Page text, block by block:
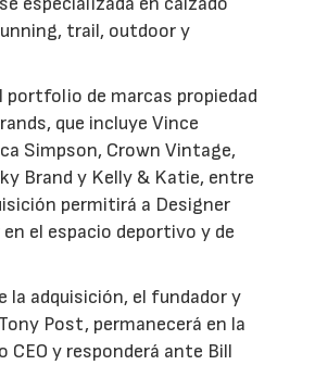
trail, outdoor y
portfolio de marcas propiedad
que incluye Vince
Simpson, Crown Vintage,
Brand y Kelly & Katie, entre
permitirá a Designer
el espacio deportivo y de
la adquisición, el fundador y
Post, permanecerá en la
CEO y responderá ante Bill